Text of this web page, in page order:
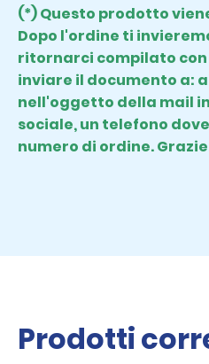
(*) Questo prodotto
Dopo l'ordine ti
ritornarci compilato
inviare il documento a:
nell'oggetto della mail
sociale, un telefono
numero di ordine.
Prodotti